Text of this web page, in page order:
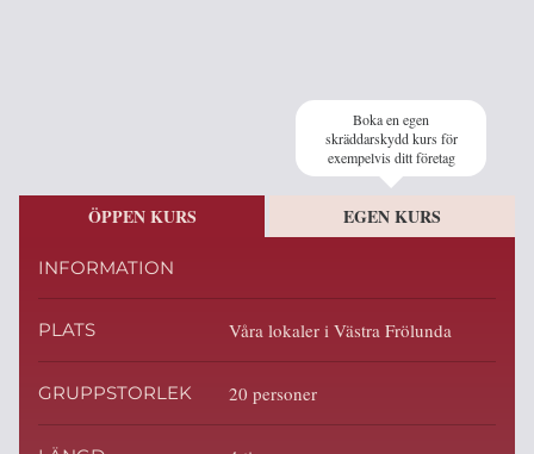
Boka en egen
skräddarskydd kurs för
exempelvis ditt företag
ÖPPEN KURS EGEN KURS
INFORMATION
PLATS Våra lokaler i Västra Frölunda
GRUPPSTORLEK 20 personer